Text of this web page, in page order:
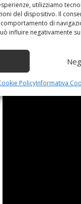
utilizziamo
del dispositivo. Il
di
influire negativamente
PolicyInformativa